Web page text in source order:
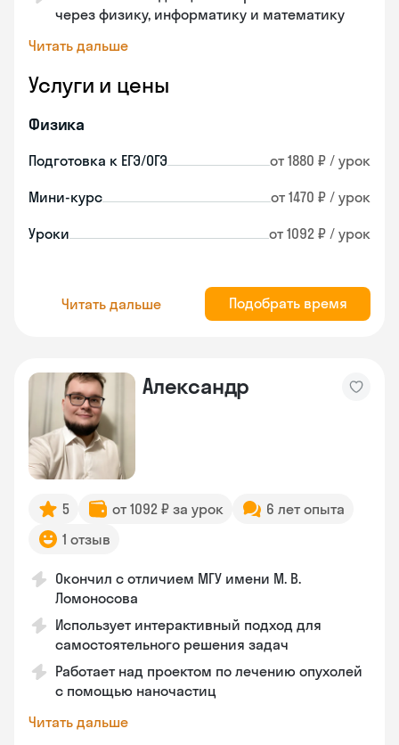
через физику, информатику и математику
Читать дальше
Услуги и цены
Физика
Подготовка к ЕГЭ/ОГЭ от 1880 ₽ / урок
Мини-курс от 1470 ₽ / урок
Уроки от 1092 ₽ / урок
Читать дальше Подобрать время
Александр
5 от 1092 ₽ за урок
6 лет опыта
1 отзыв
Окончил с отличием МГУ имени М. В.
Ломоносова
Использует интерактивный подход для
самостоятельного решения задач
Работает над проектом по лечению опухолей
с помощью наночастиц
Читать дальше